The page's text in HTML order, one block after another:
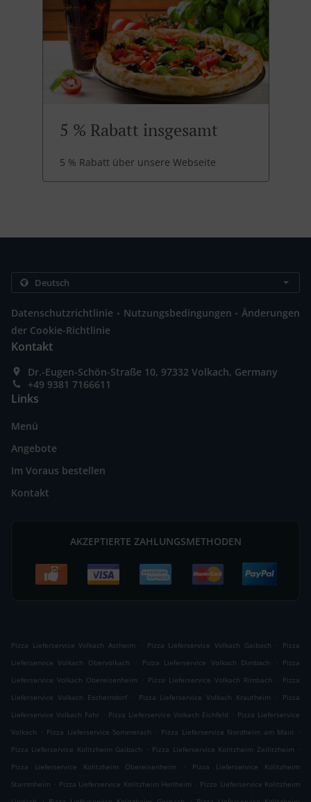
5 % Rabatt insgesamt
5 % Rabatt über unsere Webseite
Datenschutzrichtlinie . Nutzungsbedingungen . Änderungen
der Cookie-Richtlinie
Kontakt
Dr.-Eugen-Schön-Straße 10, 97332 Volkach, Germany
+49 9381 7166611
Links
Menü
Angebote
Im Voraus bestellen
Kontakt
AKZEPTIERTE ZAHLUNGSMETHODEN
Pizza Lieferservice Volkach Astheim . Pizza Lieferservice Volkach Gaibach . Pizza
Lieferservice Volkach Obervolkach
. Pizza Lieferservice Volkach Dimbach . Pizza
Lieferservice Volkach Obereisenheim
. Pizza Lieferservice Volkach Rimbach . Pizza
Lieferservice Volkach Escherndorf
. Pizza Lieferservice Volkach Krautheim . Pizza
Lieferservice Volkach Fahr . Pizza Lieferservice Volkach Eichfeld . Pizza Lieferservice
Volkach
. Pizza Lieferservice Sommerach . Pizza Lieferservice Nordheim am Main
.
Pizza Lieferservice Kolitzheim Gaibach
. Pizza Lieferservice Kolitzheim Zeilitzheim .
Pizza Lieferservice Kolitzheim Obereisenheim
.
Pizza Lieferservice Kolitzheim
Stammheim . Pizza Lieferservice Kolitzheim Herlheim . Pizza Lieferservice Kolitzheim
. .